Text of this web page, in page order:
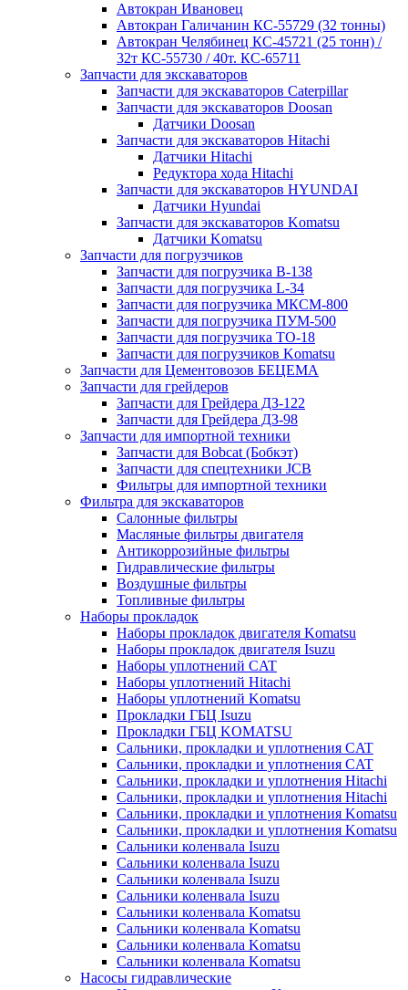
Автокран Ивановец
Автокран Галичанин КС-55729 (32 тонны)
Автокран Челябинец КС-45721 (25 тонн) /
32т КС-55730 / 40т. КС-65711
Запчасти для экскаваторов
Запчасти для экскаваторов Caterpillar
Запчасти для экскаваторов Doosan
Датчики Doosan
Запчасти для экскаваторов Hitachi
Датчики Hitachi
Редуктора хода Hitachi
Запчасти для экскаваторов HYUNDAI
Датчики Hyundai
Запчасти для экскаваторов Komatsu
Датчики Komatsu
Запчасти для погрузчиков
Запчасти для погрузчика B-138
Запчасти для погрузчика L-34
Запчасти для погрузчика МКСМ-800
Запчасти для погрузчика ПУМ-500
Запчасти для погрузчика ТО-18
Запчасти для погрузчиков Komatsu
Запчасти для Цементовозов БЕЦЕМА
Запчасти для грейдеров
Запчасти для Грейдера ДЗ-122
Запчасти для Грейдера ДЗ-98
Запчасти для импортной техники
Запчасти для Bobcat (Бобкэт)
Запчасти для спецтехники JCB
Фильтры для импортной техники
Фильтра для экскаваторов
Салонные фильтры
Масляные фильтры двигателя
Антикоррозийные фильтры
Гидравлические фильтры
Воздушные фильтры
Топливные фильтры
Наборы прокладок
Наборы прокладок двигателя Komatsu
Наборы прокладок двигателя Isuzu
Наборы уплотнений CAT
Наборы уплотнений Hitachi
Наборы уплотнений Komatsu
Прокладки ГБЦ Isuzu
Прокладки ГБЦ KOMATSU
Сальники, прокладки и уплотнения CAT
Сальники, прокладки и уплотнения CAT
Сальники, прокладки и уплотнения Hitachi
Сальники, прокладки и уплотнения Hitachi
Сальники, прокладки и уплотнения Komatsu
Сальники, прокладки и уплотнения Komatsu
Сальники коленвала Isuzu
Сальники коленвала Isuzu
Сальники коленвала Isuzu
Сальники коленвала Isuzu
Сальники коленвала Komatsu
Сальники коленвала Komatsu
Сальники коленвала Komatsu
Сальники коленвала Komatsu
Насосы гидравлические